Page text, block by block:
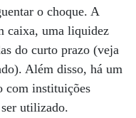
o choque. A
caixa, uma liquidez
do curto prazo (veja
Além disso, há um
com instituições
utilizado.